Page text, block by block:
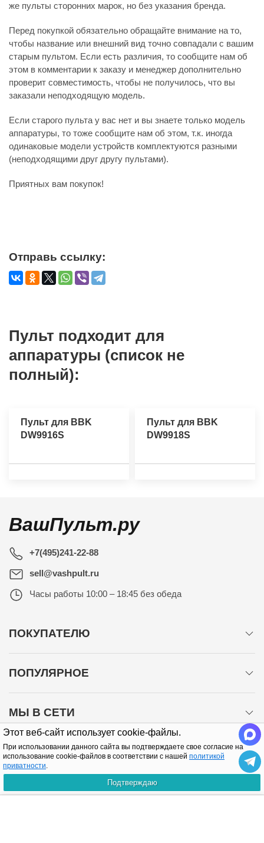
Этот веб-сайт использует cookie-файлы.
При использовании данного сайта вы подтверждаете свое согласие на
использование cookie-файлов в соответствии с нашей политикой
приватности.
Подтверждаю
же пульты сторонних марок, но без указания бренда.
Перед покупкой обязательно обращайте внимание на то,
чтобы название или внешний вид точно совпадали с вашим
старым пультом. Если есть различия, то сообщите нам об
этом в комментарии к заказу и менеджер дополнительно
проверит совместимость, чтобы не получилось, что вы
заказали неподходящую модель.
Если старого пульта у вас нет и вы знаете только модель
аппаратуры, то тоже сообщите нам об этом, т.к. иногда
одинаковые модели устройств комплектуются разными
(неподходящими друг другу пультами).
Приятных вам покупок!
Отправь ссылку:
Пульт подходит для
аппаратуры (список не
полный):
Пульт для BBK
DW9916S
Пульт для BBK
DW9918S
ВашПульт.ру
+7(495)241-22-88
sell@vashpult.ru
Часы работы 10:00 – 18:45 без обеда
ПОКУПАТЕЛЮ
ПОПУЛЯРНОЕ
МЫ В СЕТИ